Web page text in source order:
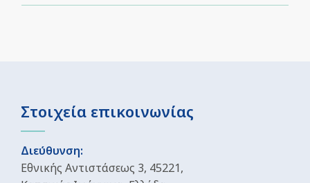
Στοιχεία επικοινωνίας
Διεύθυνση:
Εθνικής Αντιστάσεως 3, 45221,